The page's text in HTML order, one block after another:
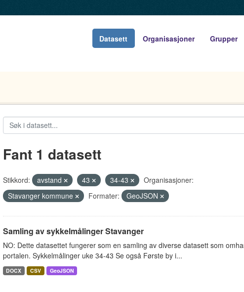
Datasett Organisasjoner Grupper
Fant 1 datasett
Stikkord: avstand 43 34-43
Organisasjoner:
Stavanger kommune
Formater: GeoJSON
Samling av sykkelmålinger Stavanger
NO: Dette datasettet fungerer som en samling av diverse datasett som
portalen. Sykkelmålinger uke 34-43 Se også Første by i...
DOCX CSV GeoJSON